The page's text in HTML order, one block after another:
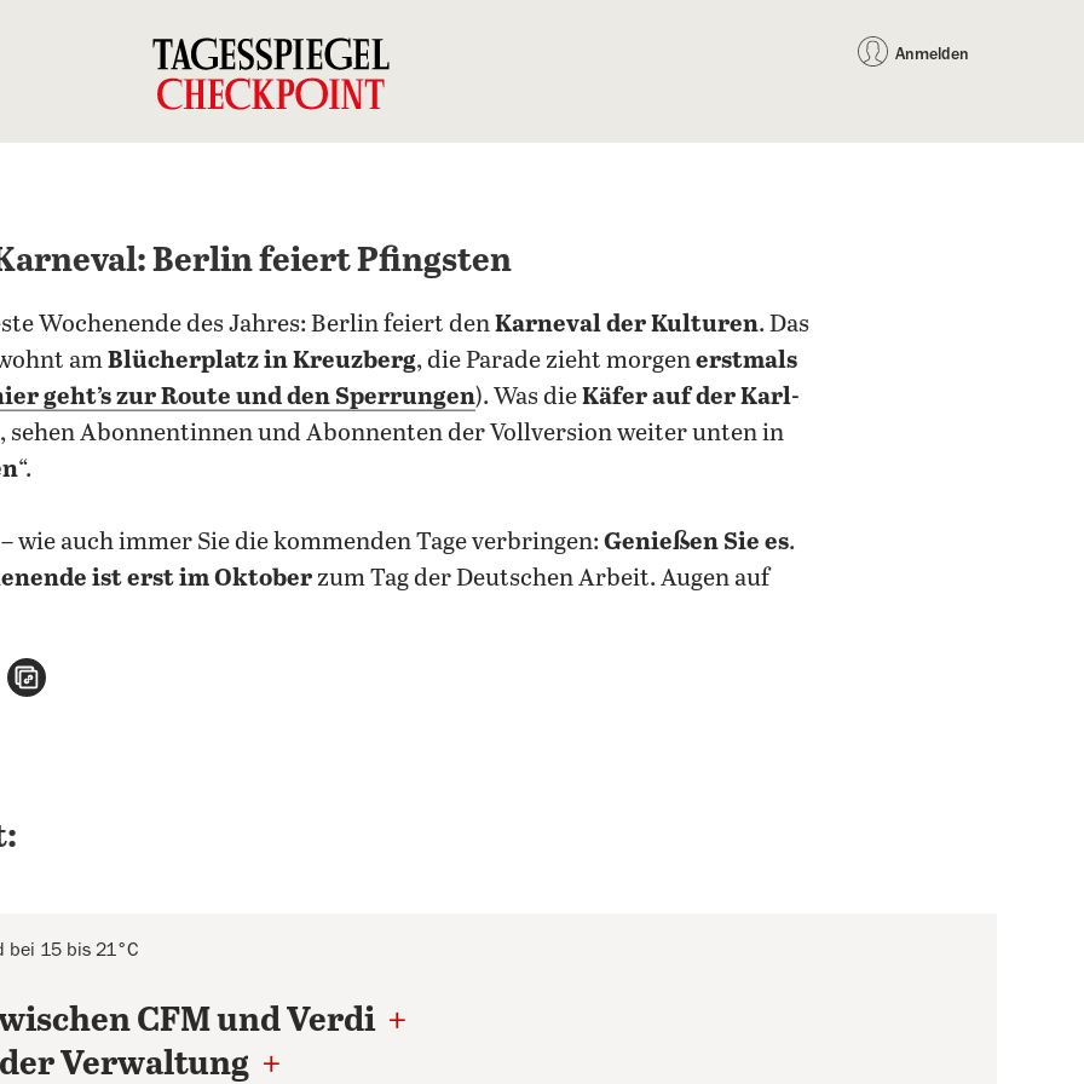
Anmelden
Berlin feiert Pfingsten
Wochenende des Jahres: Berlin feiert denKarneval der Kulturen. Das
amBlücherplatz in Kreuzberg, die Parade zieht morgenerstmals
geht’s zur Route und den Sperrungen). Was dieKäfer auf der Karl-
sehen Abonnentinnen und Abonnenten der Vollversion weiter unten in
“.
wie auch immer Sie die kommenden Tage verbringen:Genießen Sie es.
ist erst im Oktober zum Tag der Deutschen Arbeit. Augen auf
teilen
E-Mail teilen
bei 15 bis 21°C
CFM und Verdi +
Verwaltung +